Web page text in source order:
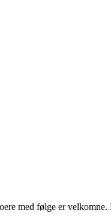
med følge er